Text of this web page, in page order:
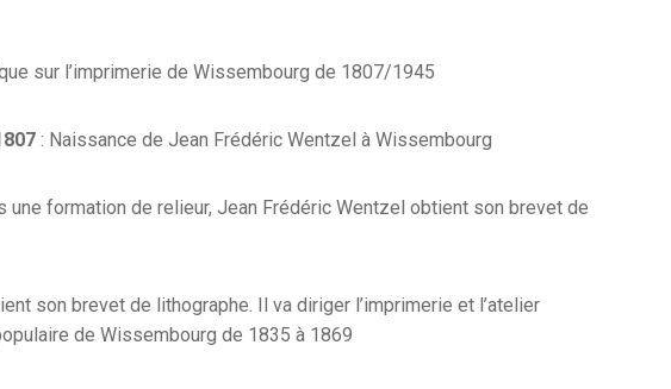
sur l’imprimerie de Wissembourg de 1807/1945
: Naissance de Jean Frédéric Wentzel à Wissembourg
une formation de relieur, Jean Frédéric Wentzel obtient son brevet de
son brevet de lithographe. Il va diriger l’imprimerie et l’atelier
de Wissembourg de 1835 à 1869